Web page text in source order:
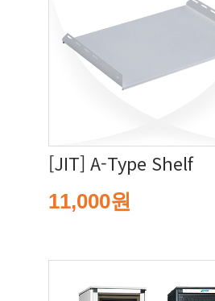
[JIT] A-Type Shelf
11,000원